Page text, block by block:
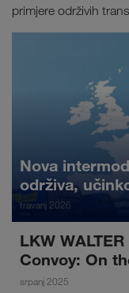
primjere održivih
Nova
održiva,
travanj 2026
LKW
Convoy: On
srpanj 2025